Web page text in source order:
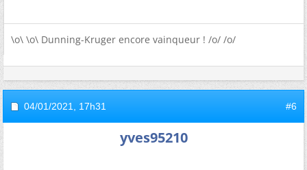
\o\ \o\ Dunning-Kruger encore vainqueur ! /o/ /o/
04/01/2021, 17h31 #6
yves95210